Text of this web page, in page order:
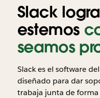
Slack
estemos
seamos
Slack es el software
diseñado para dar
trabaja junta de